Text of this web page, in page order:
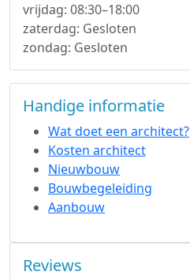
vrijdag: 08:30–18:00
zaterdag: Gesloten
zondag: Gesloten
Handige informatie
Wat doet een architect?
Kosten architect
Nieuwbouw
Bouwbegeleiding
Aanbouw
Reviews